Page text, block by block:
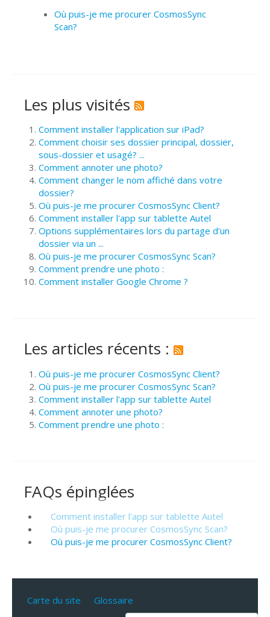
Où puis-je me procurer CosmosSync
Scan?
Les plus visités
Comment installer l'application sur iPad?
Comment choisir ses dossier principal, dossier,
sous-dossier et usagé? ...
Comment annoter une photo?
Comment changer le nom affiché dans votre
dossier?
Où puis-je me procurer CosmosSync Client?
Comment installer l'app sur tablette Autel
Options supplémentaires lors du partage d’un
dossier via un ...
Où puis-je me procurer CosmosSync Scan?
Comment prendre une photo :
Comment installer Google Chrome ?
Les articles récents :
Où puis-je me procurer CosmosSync Client?
Où puis-je me procurer CosmosSync Scan?
Comment installer l'app sur tablette Autel
Comment annoter une photo?
Comment prendre une photo :
FAQs épinglées
Comment installer l'app sur tablette Autel
Où puis-je me procurer CosmosSync Scan?
Où puis-je me procurer CosmosSync Client?
Carte du site Glossaire